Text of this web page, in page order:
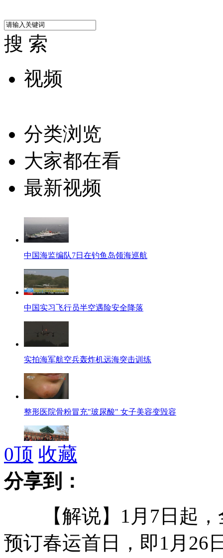
搜 索
视频
分类浏览
大家都在看
最新视频
中国海监编队7日在钓鱼岛领海巡航
中国实习飞行员半空遇险安全降落
实拍海军航空兵轰炸机远海突击训练
整形医院骨粉冒充"玻尿酸" 女子美容变毁容
拍客：国足队员佩戴红领巾 参加校园行活动
拍客：28层高楼险成“楼倒倒”危及学生
0顶 收藏
分享到：
【解说】1月7日起，
预订春运首日，即1月26